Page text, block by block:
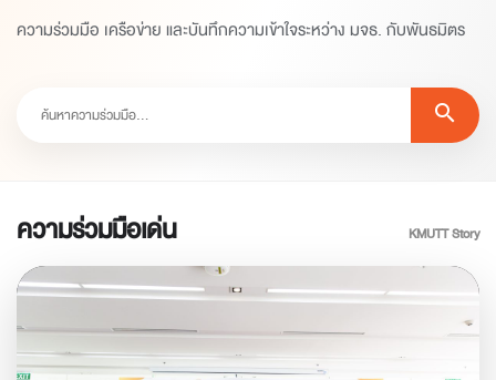
ความร่วมมือ เครือข่าย และบันทึกความเข้าใจระหว่าง มจธ. กับพันธมิตร
search
ความร่วมมือเด่น KMUTT Story